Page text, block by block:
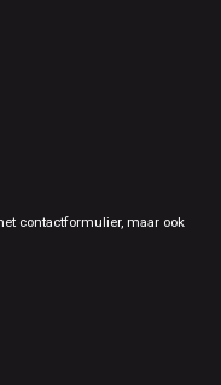
contactformulier, maar ook